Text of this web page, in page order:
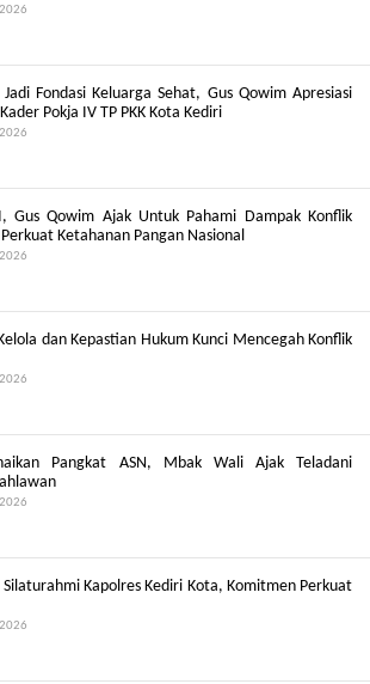
Fondasi Keluarga Sehat, Gus Qowim Apresiasi
Pokja IV TP PKK Kota Kediri
Gus Qowim Ajak Untuk Pahami Dampak Konflik
Ketahanan Pangan Nasional
dan Kepastian Hukum Kunci Mencegah Konflik
Pangkat ASN, Mbak Wali Ajak Teladani
Kapolres Kediri Kota, Komitmen Perkuat